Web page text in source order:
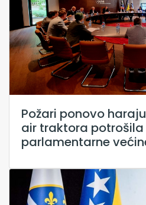
Požari ponovo
air traktora
parlamentarne